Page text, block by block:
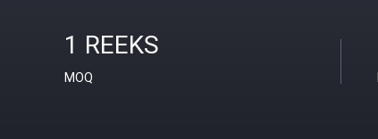
1 REEKS
MOQ